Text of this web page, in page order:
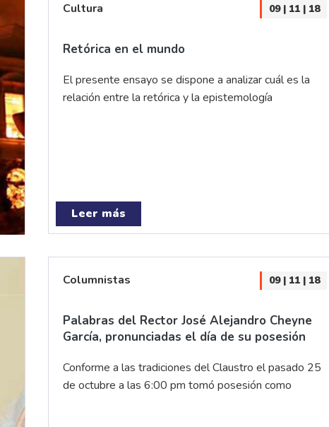
Cultura 09 | 11 | 18
Retórica en el mundo
El presente ensayo se dispone a analizar cuál es la
relación entre la retórica y la epistemología
Leer más
Columnistas 09 | 11 | 18
Palabras del Rector José Alejandro Cheyne
García, pronunciadas el día de su posesión
Conforme a las tradiciones del Claustro el pasado 25
de octubre a las 6:00 pm tomó posesión como